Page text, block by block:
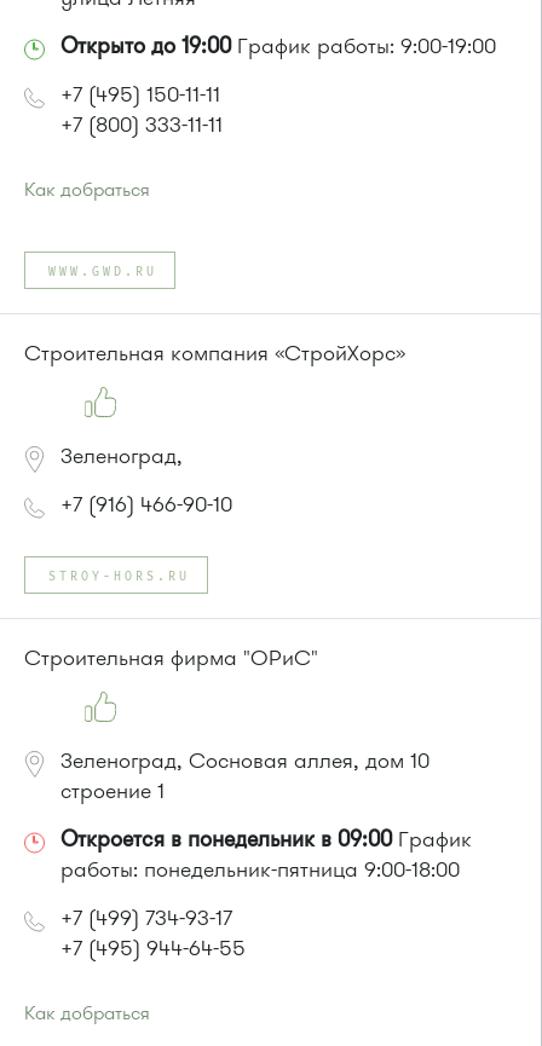
Открыто до 19:00График работы: 9:00-19:00
+7 (495) 150-11-11
+7 (800) 333-11-11
Как добраться
Автобусы № 13, 35, 36, 44, 45, 350, 440.
Маршрутка № 431м, 476м, 900
или до остановки"СТО ВАЗ":
WWW.GWD.RU
Строительная компания «СтройХорс»
Зеленоград,
+7 (916) 466-90-10
STROY-HORS.RU
Строительная фирма "ОРиС"
Зеленоград, Сосновая аллея, дом 10
строение 1
Откроется в понедельник в 09:00График
работы: понедельник-пятница 9:00-18:00
+7 (499) 734-93-17
+7 (495) 944-64-55
Как добраться